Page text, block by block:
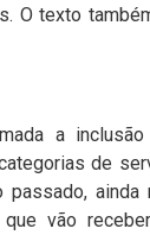
O texto
a
de
ainda
vão